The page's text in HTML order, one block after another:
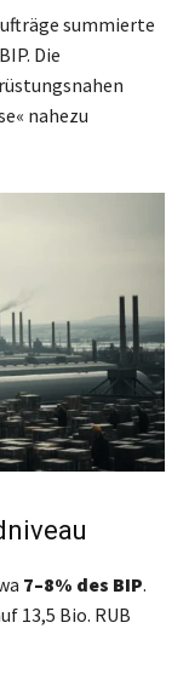
summierte
Die
nahezu
7–8% des BIP.
13,5 Bio. RUB